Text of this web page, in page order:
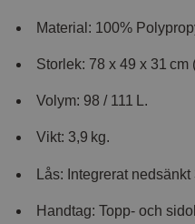
Material: 100%
Storlek: 78 x 49 x 31 cm
Volym: 98 / 111 L.
Vikt: 3,9 kg.
Lås: Integrerat
Handtag: Topp- och